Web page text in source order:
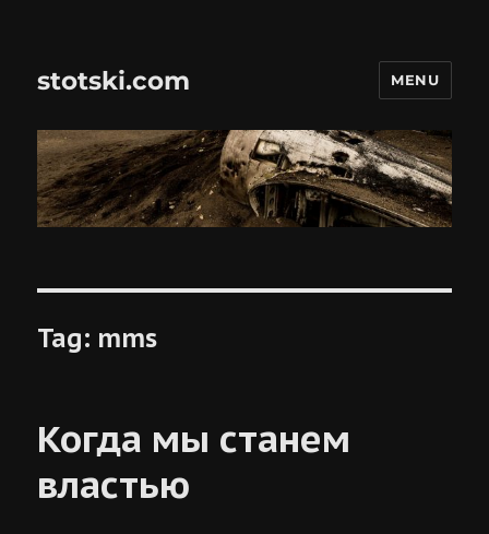
stotski.com MENU
Tag: mms
Когда мы станем
властью